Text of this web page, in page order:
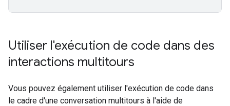
Utiliser l'exécution de code dans des
interactions multitours
Vous pouvez également utiliser l'exécution de code dans
le cadre d'une conversation multitours à l'aide de